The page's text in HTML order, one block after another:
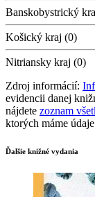
Banskobystrický
Košický kraj (0)
Nitriansky kraj (0)
Zdroj informácií:
evidencii danej
nájdete zoznam
ktorých máme
Ďalšie knižné vydania